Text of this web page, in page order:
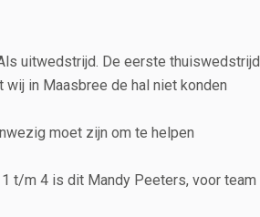
uitwedstrijd. De eerste thuiswedstrijd
in Maasbree de hal niet konden
moet zijn om te helpen
t/m 4 is dit Mandy Peeters, voor team